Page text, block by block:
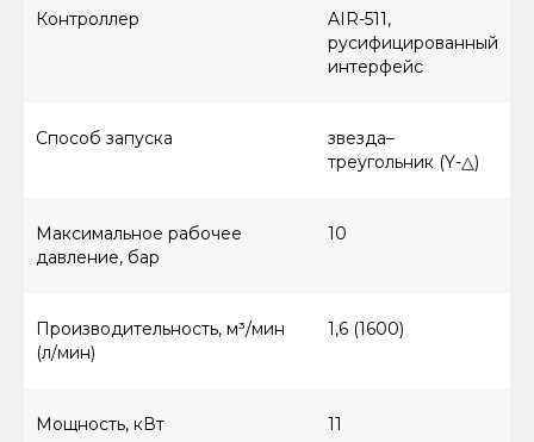
Контроллер
AIR-511,
русифицированный
интерфейс
Способ запуска
звезда–
треугольник (Y-△)
Максимальное рабочее
давление, бар
10
Производительность, м³/мин
(л/мин)
1,6 (1600)
Мощность, кВт 11